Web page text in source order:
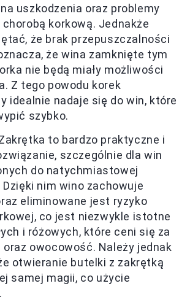
uszkodzenia oraz problemy
korkową. Jednakże
że brak przepuszczalności
że wina zamknięte tym
nie będą miały możliwości
Z tego powodu korek
idealnie nadaje się do win, które
szybko.
to bardzo praktyczne i
szczególnie dla win
do natychmiastowej
nim wino zachowuje
eliminowane jest ryzyko
co jest niezwykle istotne
i różowych, które ceni się za
owocowość. Należy jednak
otwieranie butelki z zakrętką
samej magii, co użycie